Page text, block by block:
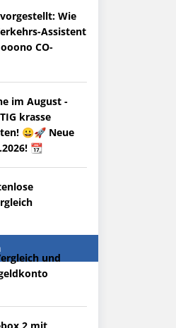
Wie
Assistent
CO-
im August -
krasse
😀🚀 Neue
📆
und
2 mit